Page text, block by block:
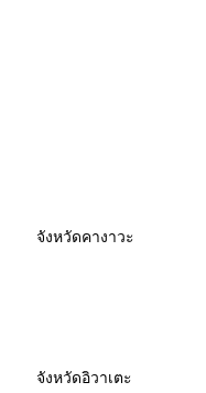
จังหวัดคางาวะ
จังหวัดอิวาเตะ